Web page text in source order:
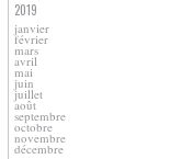
2019
janvier
février
mars
avril
mai
juin
juillet
août
septembre
octobre
novembre
décembre